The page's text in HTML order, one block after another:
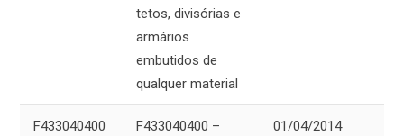
tetos, divisórias e
armários
embutidos de
qualquer material
F433040400
F433040400 –
01/04/2014